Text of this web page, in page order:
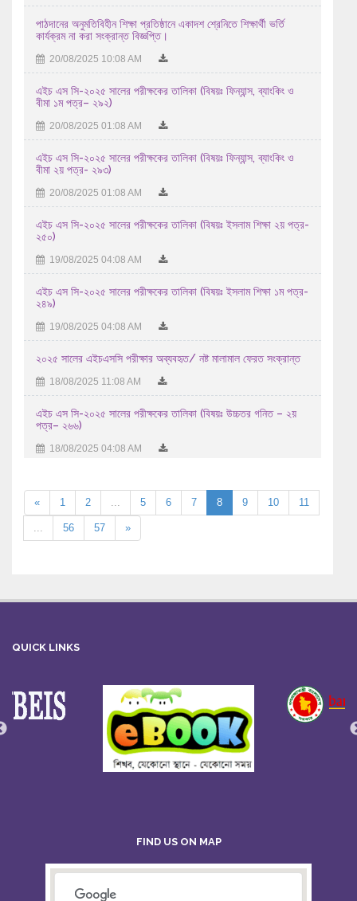
18/07/2026 01:07 AM
এইচএসসি পরীক্ষা -২০২৬ এর আগামী ১৮/৭/২০২৬ তারিখ শনিবার ...
17/07/2026 09:07 AM
এইচ এস সি-২০২৬ সালের পরীক্ষকের তালিকা (বিষয়ঃ ইংরেজি ১ম ...
15/07/2026 11:07 AM
এইচ এস সি-২০২৬ সালের পরীক্ষকের তালিকা (বিষয়ঃ বাংলা ২য় পত্র ...
২০২৫-২০২৬ শিক্ষাবর্ষে উচ্চ মাধ্যমিক পর্যায়ে অধ্যয়নরত ...
04/08/2026 11:08 AM
পাঠদানের অনুমতিবিহীন শিক্ষা প্রতিষ্ঠানে একাদশ শ্রেনিতে শিক্ষার্থী ভর্তি
কার্যক্রম না করা সংক্রান্ত বিজ্ঞপ্তি।
20/08/2025 10:08 AM
এইচ এস সি-২০২৫ সালের পরীক্ষকের তালিকা (বিষয়ঃ ফিন্যান্স, ব্যাংকিং ও
বীমা ১ম পত্র– ২৯২)
20/08/2025 01:08 AM
এইচ এস সি-২০২৫ সালের পরীক্ষকের তালিকা (বিষয়ঃ ফিন্যান্স, ব্যাংকিং ও
বীমা ২য় পত্র- ২৯৩)
20/08/2025 01:08 AM
এইচ এস সি-২০২৫ সালের পরীক্ষকের তালিকা (বিষয়ঃ ইসলাম শিক্ষা ২য় পত্র-
২৫০)
19/08/2025 04:08 AM
এইচ এস সি-২০২৫ সালের পরীক্ষকের তালিকা (বিষয়ঃ ইসলাম শিক্ষা ১ম পত্র-
২৪৯)
19/08/2025 04:08 AM
২০২৫ সালের এইচএসসি পরীক্ষার অব্যবহৃত/ নষ্ট মালামাল ফেরত সংক্রান্ত
18/08/2025 11:08 AM
এইচ এস সি-২০২৫ সালের পরীক্ষকের তালিকা (বিষয়ঃ উচ্চতর গনিত – ২য়
পত্র– ২৬৬)
18/08/2025 04:08 AM
« 1 2 5 6 7 8 9 10 11
56 57 »
QUICK LINKS
FIND US ON MAP